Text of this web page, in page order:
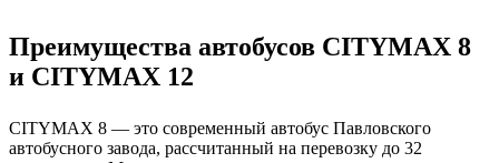
Преимущества автобусов CITYMAX 8
и CITYMAX 12
CITYMAX 8 — это современный автобус Павловского
автобусного завода, рассчитанный на перевозку до 32